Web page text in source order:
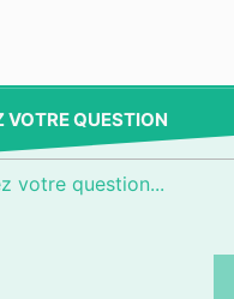
VOTRE QUESTION